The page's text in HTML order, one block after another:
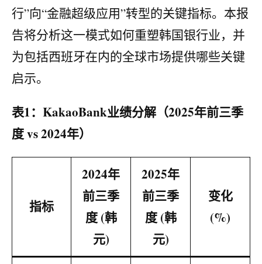
行”向“金融超级应用”转型的关键指标。本报
告将分析这一模式如何重塑韩国银行业，并
为包括西班牙在内的全球市场提供哪些关键
启示。
表1：KakaoBank业绩分解（2025年前三季
度 vs 2024年）
指标
2024年
前三季
度 (韩
元)
2025年
前三季
度 (韩
元)
变化
(%)